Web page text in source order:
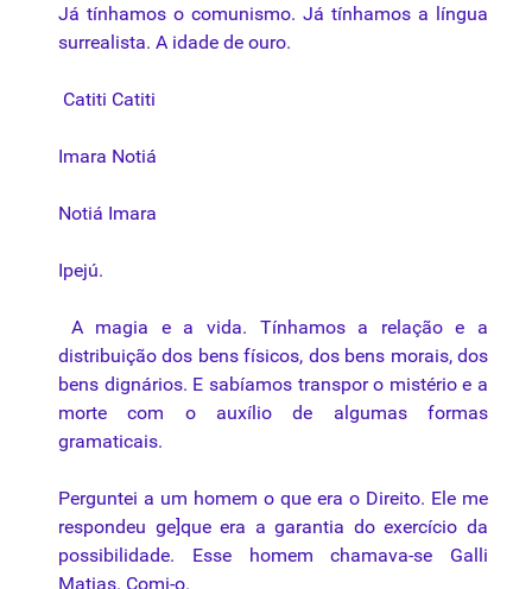
Já tínhamos o comunismo. Já tínhamos a língua
surrealista. A idade de ouro.
Catiti Catiti
Imara Notiá
Notiá Imara
Ipejú.
A magia e a vida. Tínhamos a relação e a
distribuição dos bens físicos, dos bens morais, dos
bens dignários. E sabíamos transpor o mistério e a
morte com o auxílio de algumas formas
gramaticais.
Perguntei a um homem o que era o Direito. Ele me
respondeu ge]que era a garantia do exercício da
possibilidade. Esse homem chamava-se Galli
Matias. Comi-o.